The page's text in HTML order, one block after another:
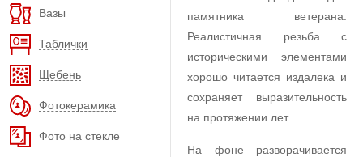
Вазы
Таблички
Щебень
Фотокерамика
Фото на стекле
памятника ветерана.
Реалистичная резьба с
историческими элементами
хорошо читается издалека и
сохраняет выразительность
на протяжении лет.
На фоне разворачивается